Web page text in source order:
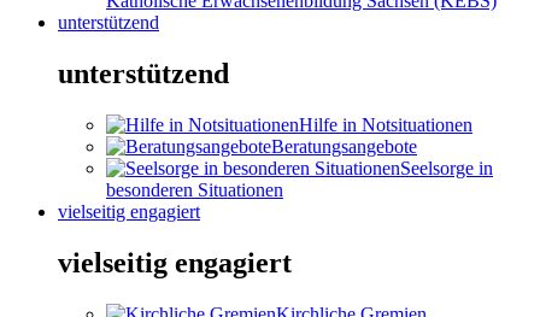
unterstützend
unterstützend
Hilfe in Notsituationen
Beratungsangebote
Seelsorge in
besonderen Situationen
vielseitig engagiert
vielseitig engagiert